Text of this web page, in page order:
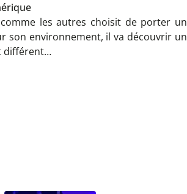
les autres choisit de porter un
son environnement, il va découvrir un
différent…